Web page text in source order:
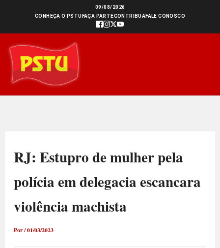
conteúdo
09/08/2026
CONHEÇA O PSTU FAÇA PARTECONTRIBUAFALE CONOSCO
RJ: Estupro de mulher pela
polícia em delegacia escancara
violência machista
Por/01/03/2023